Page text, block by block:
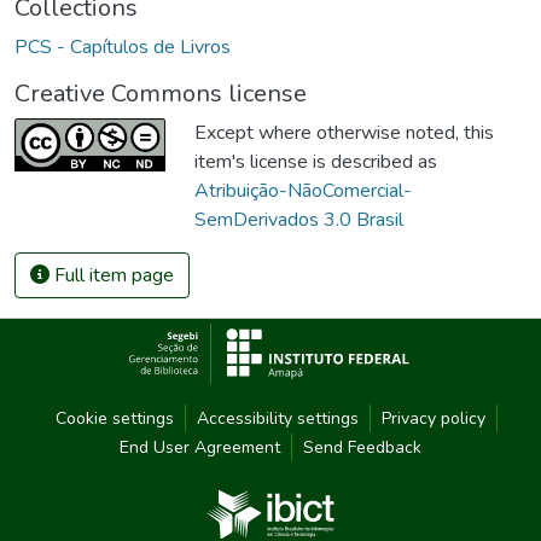
Collections
PCS - Capítulos de Livros
Creative Commons license
Except where otherwise noted, this
item's license is described as
Atribuição-NãoComercial-
SemDerivados 3.0 Brasil
Full item page
Cookie settings Accessibility settings
Privacy policy
End User Agreement
Send Feedback